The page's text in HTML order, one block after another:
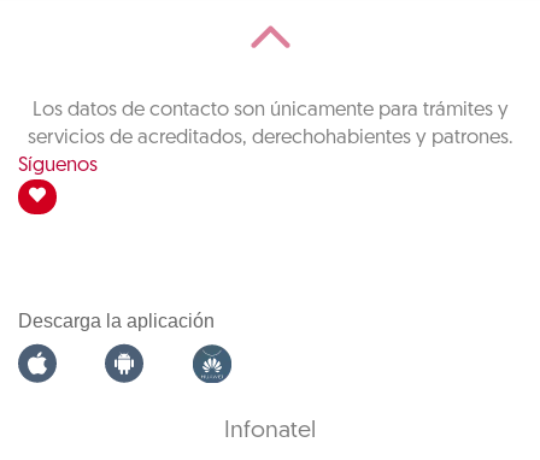
Los datos de contacto son únicamente para trámites y
servicios de acreditados, derechohabientes y patrones.
Síguenos
Descarga la aplicación
Infonatel